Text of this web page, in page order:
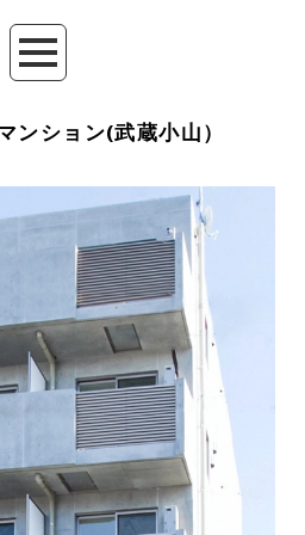
ンション(武蔵小山）